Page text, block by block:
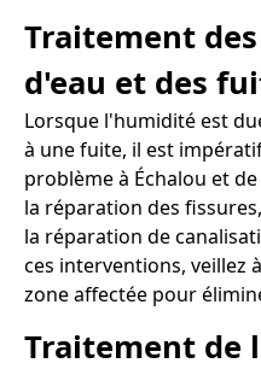
Traitement
d'eau et des
Lorsque l'humidité est
à une fuite, il est
problème à Échalou et
la réparation des
la réparation de
ces interventions, veillez
zone affectée pour
Traitement de